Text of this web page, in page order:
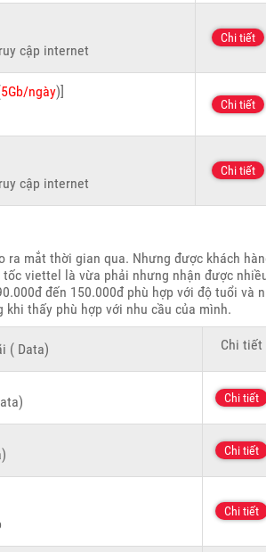
cập internet
Chi tiết
5Gb/ngày)]
Chi tiết
cập internet
Chi tiết
ra mắt thời gian qua. Nhưng được khách
viettel là vừa phải nhưng nhận được
đến 150.000đ phù hợp với độ tuổi và
thấy phù hợp với nhu cầu của mình.
( Data) Chi tiết
Chi tiết
Chi tiết
Chi tiết